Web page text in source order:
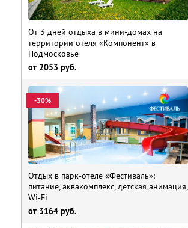
От 3 дней отдыха в мини-домах на
территории отеля «Компонент» в
Подмосковье
от 2053 руб.
-30%
Отдых в парк-отеле «Фестиваль»:
питание, аквакомплекс, детская анимация,
Wi-Fi
от 3164 руб.